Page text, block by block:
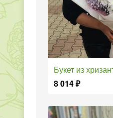
Букет из
8 014₽